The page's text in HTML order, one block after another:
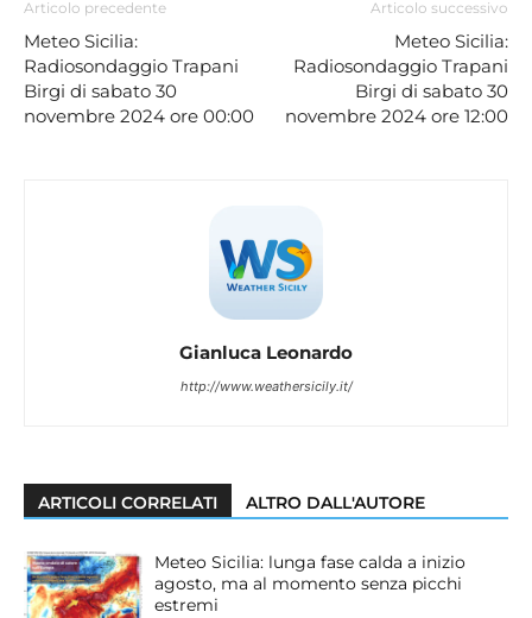
Articolo precedente
Meteo Sicilia:
Radiosondaggio Trapani
Birgi di sabato 30
novembre 2024 ore 00:00
Articolo successivo
Meteo Sicilia:
Radiosondaggio Trapani
Birgi di sabato 30
novembre 2024 ore 12:00
Gianluca Leonardo
http://www.weathersicily.it/
ARTICOLI CORRELATI ALTRO DALL'AUTORE
Meteo Sicilia: lunga fase calda a inizio
agosto, ma al momento senza picchi
estremi